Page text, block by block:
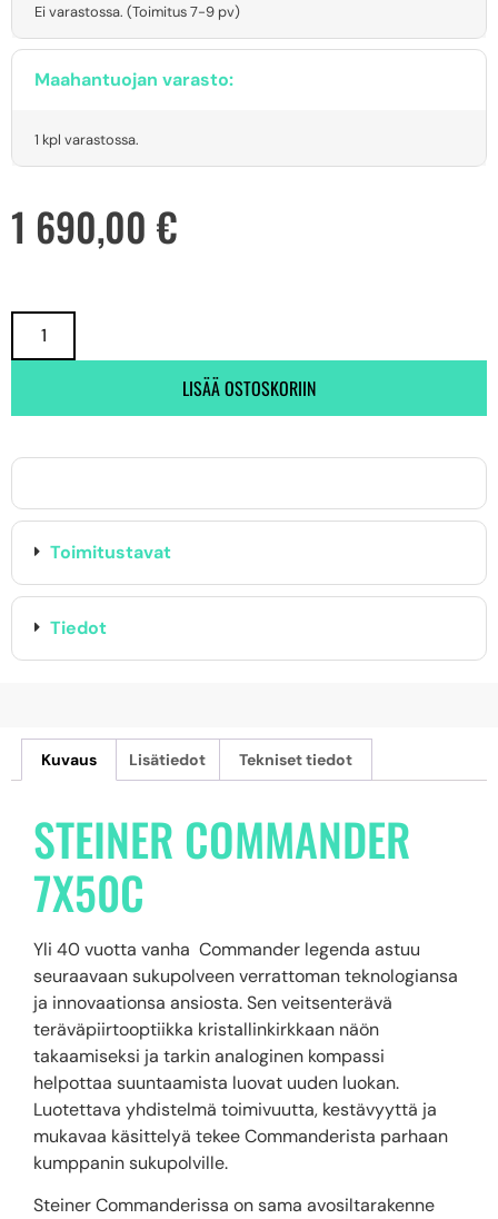
Ei varastossa. (Toimitus 7-9 pv)
Maahantuojan varasto:
1 kpl varastossa.
1 690,00 €
LISÄÄ OSTOSKORIIN
Toimitustavat
Tiedot
Kuvaus Lisätiedot Tekniset tiedot
STEINER COMMANDER
7X50C
Yli 40 vuotta vanha Commander legenda astuu
seuraavaan sukupolveen verrattoman teknologiansa
ja innovaationsa ansiosta. Sen veitsenterävä
teräväpiirtooptiikka kristallinkirkkaan näön
takaamiseksi ja tarkin analoginen kompassi
helpottaa suuntaamista luovat uuden luokan.
Luotettava yhdistelmä toimivuutta, kestävyyttä ja
mukavaa käsittelyä tekee Commanderista parhaan
kumppanin sukupolville.
Steiner Commanderissa on sama avosiltarakenne